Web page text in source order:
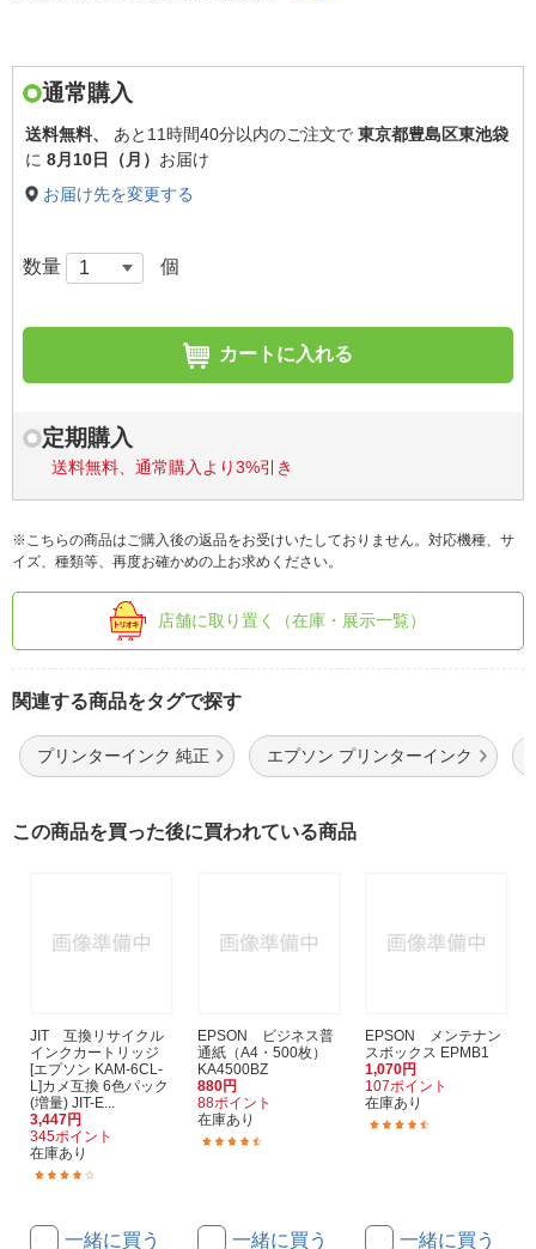
通常購入
送料無料、 あと 11時間40分以内のご注文で 東京都豊島区東池袋
に 8月10日（月） お届け
お届け先を変更する
数量 個
カートに入れる
定期購入
送料無料、通常購入より3%引き
※こちらの商品はご購入後の返品をお受けいたしておりません。対応機種、サ
イズ、種類等、再度お確かめの上お求めください。
店舗に取り置く（在庫・展示一覧）
関連する商品をタグで探す
プリンターインク 純正 エプソン プリンターインク
この商品を買った後に買われている商品
JIT 互換リサイクル
インクカートリッジ
[エプソン KAM-6CL-
L]カメ互換 6色パック
(増量) JIT-E...
3,447円
345ポイント
在庫あり
一緒に買う
EPSON ビジネス普
通紙（A4・500枚）
KA4500BZ
880円
88ポイント
在庫あり
一緒に買う
EPSON メンテナン
スボックス EPMB1
1,070円
107ポイント
在庫あり
一緒に買う